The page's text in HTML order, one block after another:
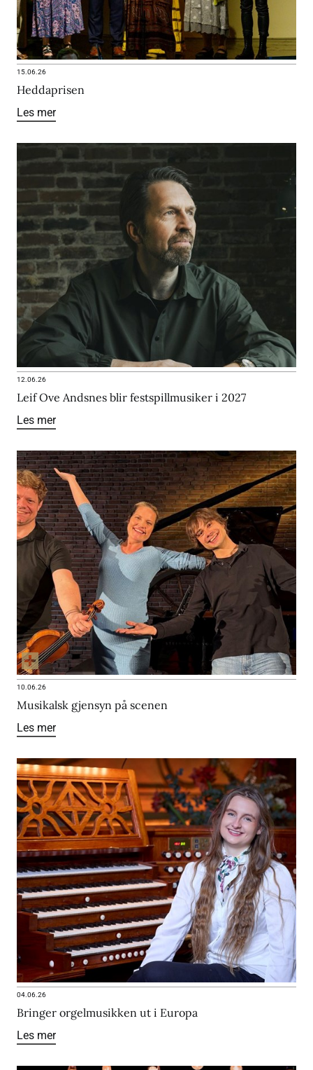
15.06.26
Heddaprisen
Les mer
12.06.26
Leif Ove Andsnes blir festspillmusiker i 2027
Les mer
10.06.26
Musikalsk gjensyn på scenen
Les mer
04.06.26
Bringer orgelmusikken ut i Europa
Les mer